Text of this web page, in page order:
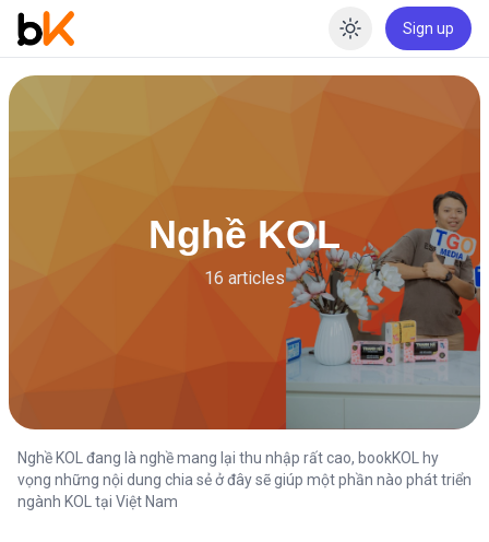
Enable
Sign up
Nghề KOL
16 articles
Nghề KOL đang là nghề mang lại thu nhập rất cao, bookKOL hy
vọng những nội dung chia sẻ ở đây sẽ giúp một phần nào phát triển
ngành KOL tại Việt Nam